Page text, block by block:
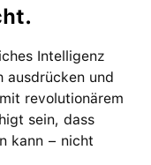
Intelligenz
ausdrücken und
revolutio­närem
sein, dass
kann − nicht